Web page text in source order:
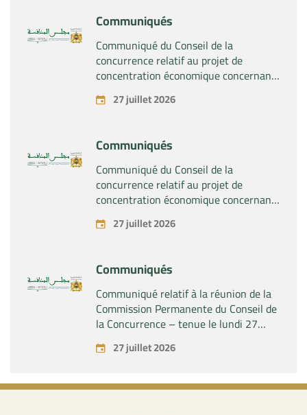
pharmaceutiques « Rilutek » et «
Sabril » détenus par la société « Sanofi
SA »
Communiqués
Communiqué du Conseil de la
concurrence relatif au projet de
concentration économique concernant
la prise du contrôle exclusif par la
société « Plastika Kritis SA » de la
27 juillet 2026
Communiqués
Communiqué du Conseil de la
concurrence relatif au projet de
concentration économique concernant
la prise par la société « Fives SAS » du
contrôle exclusif de la société « Aries
27 juillet 2026
Communiqués
Communiqué relatif à la réunion de la
Commission Permanente du Conseil de
la Concurrence – tenue le lundi 27
juillet 2026
27 juillet 2026